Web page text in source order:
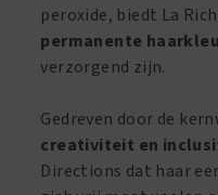
peroxide, biedt La
permanente
verzorgend zijn.
Gedreven door de
creativiteit en
Directions dat haar